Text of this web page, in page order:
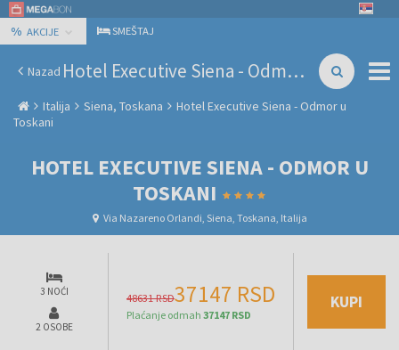
% AKCIJE SMEŠTAJ
Nazad Hotel Executive Siena - Odmor u Toskani
Italija Siena, Toskana
Hotel Executive Siena - Odmor u
Toskani
HOTEL EXECUTIVE SIENA - ODMOR U
TOSKANI
Via Nazareno Orlandi, Siena, Toskana, Italija
3 NOĆI
2 OSOBE
48631 RSD37147 RSD
Plaćanje odmah 37147 RSD
KUPI